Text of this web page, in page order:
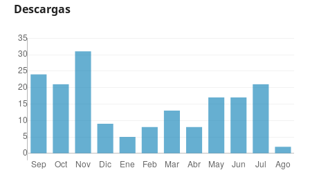
Descargas